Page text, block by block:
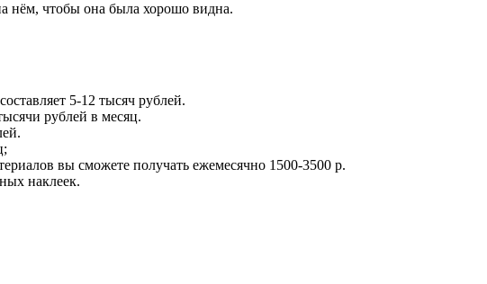
нём, чтобы она была хорошо видна.
5-12 тысяч рублей.
рублей в месяц.
вы сможете получать ежемесячно 1500-3500 р.
наклеек.